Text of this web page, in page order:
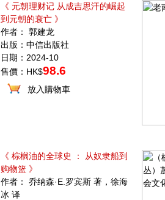
《 元朝理财记 从成吉思汗的崛起
到元朝的衰亡 》
作者： 郭建龙
出版：中信出版社
日期：2024-10
售價：HK$98.6
放入購物車
《 棕榈油的全球史 ： 从奴隶船到
购物篮 》
作者： 乔纳森·E.罗宾斯 著，徐海
冰 译